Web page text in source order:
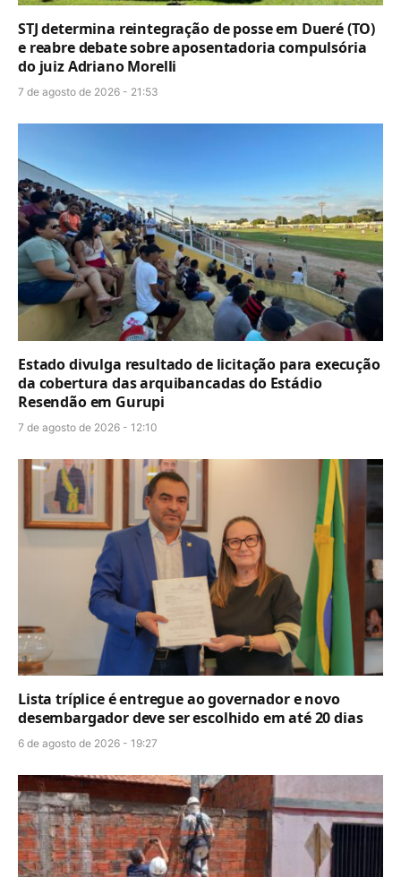
STJ determina reintegração de posse em Dueré (TO)
e reabre debate sobre aposentadoria compulsória
do juiz Adriano Morelli
7 de agosto de 2026 - 21:53
Estado divulga resultado de licitação para execução
da cobertura das arquibancadas do Estádio
Resendão em Gurupi
7 de agosto de 2026 - 12:10
Lista tríplice é entregue ao governador e novo
desembargador deve ser escolhido em até 20 dias
6 de agosto de 2026 - 19:27